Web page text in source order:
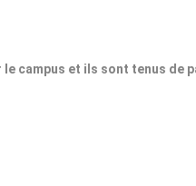
campus et ils sont tenus de